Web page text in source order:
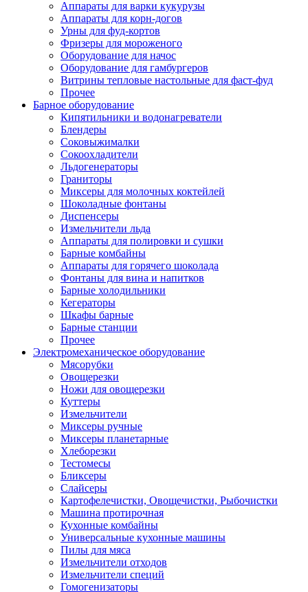
Аппараты для варки кукурузы
Аппараты для корн-догов
Урны для фуд-кортов
Фризеры для мороженого
Оборудование для начос
Оборудование для гамбургеров
Витрины тепловые настольные для фаст-фуд
Прочее
Барное оборудование
Кипятильники и водонагреватели
Блендеры
Соковыжималки
Сокоохладители
Льдогенераторы
Граниторы
Миксеры для молочных коктейлей
Шоколадные фонтаны
Диспенсеры
Измельчители льда
Аппараты для полировки и сушки
Барные комбайны
Аппараты для горячего шоколада
Фонтаны для вина и напитков
Барные холодильники
Кегераторы
Шкафы барные
Барные станции
Прочее
Электромеханическое оборудование
Мясорубки
Овощерезки
Ножи для овощерезки
Куттеры
Измельчители
Миксеры ручные
Миксеры планетарные
Хлеборезки
Тестомесы
Бликсеры
Слайсеры
Картофелечистки, Овощечистки, Рыбочистки
Машина протирочная
Кухонные комбайны
Универсальные кухонные машины
Пилы для мяса
Измельчители отходов
Измельчители специй
Гомогенизаторы